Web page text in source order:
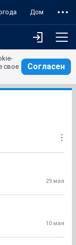
Дом
свое
Согласен
29 мая
10 мая